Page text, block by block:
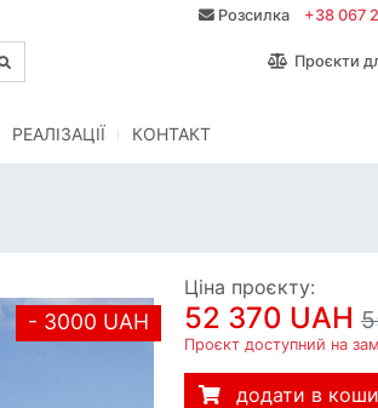
Розсилка +38 067
Проєкти
РЕАЛІЗАЦІЇ КОНТАКТ
- 3000 UAH
Ціна проєкту:
52 370 UAH
Проєкт доступний на
додати в